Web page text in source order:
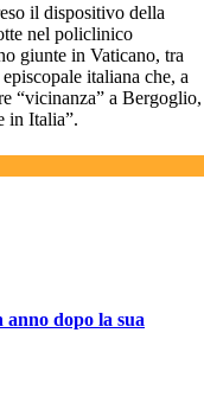
il dispositivo della
nel policlinico
giunte in Vaticano, tra
italiana che, a
“vicinanza” a Bergoglio,
in Italia”.
dopo la sua